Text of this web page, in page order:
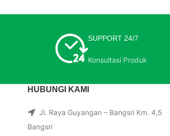
SUPPORT 24/7
Konsultasi Produk
HUBUNGI KAMI
Jl. Raya Guyangan – Bangsri Km. 4,5
Bangsri